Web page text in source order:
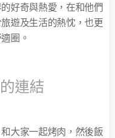
好奇與熱愛，在和他們
遊及生活的熱忱，也更
圈。
連結
大家一起烤肉，然後飯